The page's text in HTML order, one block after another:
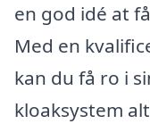
en god idé at
Med en
kan du få ro i
kloaksystem